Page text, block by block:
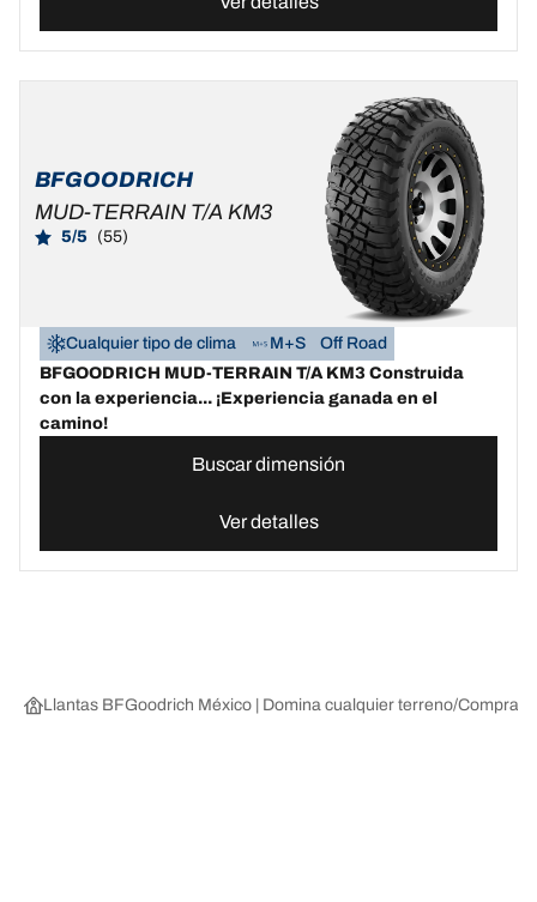
BFGOODRICH
MUD-TERRAIN T/A KM3
5/5 (55)
Cualquier tipo de clima M+S
Off Road
BFGOODRICH MUD-TERRAIN T/A KM3 Construida
con la experiencia... ¡Experiencia ganada en el
camino!
Buscar dimensión
Ver detalles
Llantas BFGoodrich México | Domina cualquier terreno Compra